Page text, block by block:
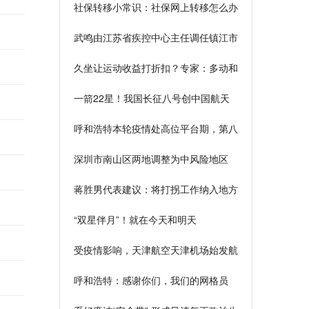
社保转移小常识：社保网上转移怎么办
武鸣由江苏省疾控中心主任调任镇江市
久坐让运动收益打折扣？专家：多动和
一箭22星！我国长征八号创中国航天
呼和浩特本轮疫情处高位平台期，第八
深圳市南山区两地调整为中风险地区
蒋胜男代表建议：将打拐工作纳入地方
“双星伴月”！就在今天和明天
受疫情影响，天津航空天津机场始发航
呼和浩特：感谢你们，我们的网格员